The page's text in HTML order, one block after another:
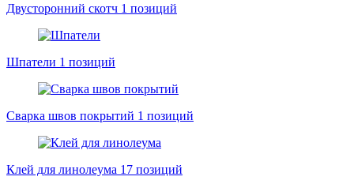
Двусторонний скотч 1 позиций
Шпатели 1 позиций
Сварка швов покрытий 1 позиций
Клей для линолеума 17 позиций